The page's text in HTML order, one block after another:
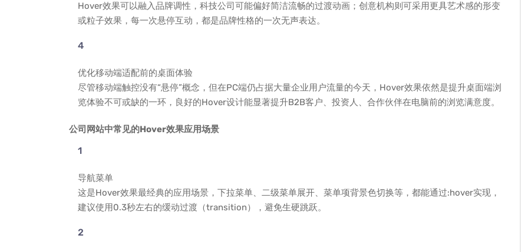
Hover效果可以融入品牌调性，科技公司可能偏好简洁流畅的过渡动画；创意机构则可采用更具艺术感的形变
或粒子效果，每一次悬停互动，都是品牌性格的一次无声表达。
优化移动端适配前的桌面体验
尽管移动端触控没有“悬停”概念，但在PC端仍占据大量企业用户流量的今天，Hover效果依然是提升桌面端浏
览体验不可或缺的一环，良好的Hover设计能显著提升B2B客户、投资人、合作伙伴在电脑前的浏览满意度。
公司网站中常见的Hover效果应用场景
导航菜单
这是Hover效果最经典的应用场景，下拉菜单、二级菜单展开、菜单项背景色切换等，都能通过:hover实现，
建议使用0.3秒左右的缓动过渡（transition），避免生硬跳跃。